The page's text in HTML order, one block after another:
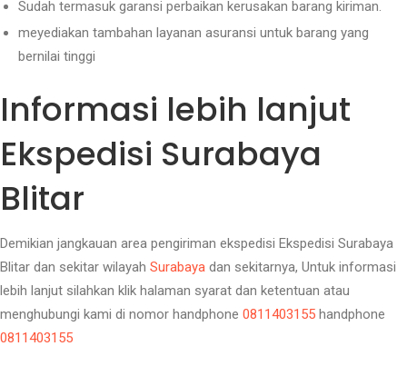
Sudah termasuk garansi perbaikan kerusakan barang kiriman.
meyediakan tambahan layanan asuransi untuk barang yang
bernilai tinggi
Informasi lebih lanjut
Ekspedisi Surabaya
Blitar
Demikian jangkauan area pengiriman ekspedisi Ekspedisi Surabaya
Blitar dan sekitar wilayah Surabaya dan sekitarnya, Untuk informasi
lebih lanjut silahkan klik halaman syarat dan ketentuan atau
menghubungi kami di nomor handphone 0811403155 handphone
0811403155